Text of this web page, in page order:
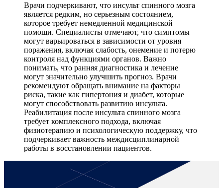
Врачи подчеркивают, что инсульт спинного мозга
является редким, но серьезным состоянием,
которое требует немедленной медицинской
помощи. Специалисты отмечают, что симптомы
могут варьироваться в зависимости от уровня
поражения, включая слабость, онемение и потерю
контроля над функциями органов. Важно
понимать, что ранняя диагностика и лечение
могут значительно улучшить прогноз. Врачи
рекомендуют обращать внимание на факторы
риска, такие как гипертония и диабет, которые
могут способствовать развитию инсульта.
Реабилитация после инсульта спинного мозга
требует комплексного подхода, включая
физиотерапию и психологическую поддержку, что
подчеркивает важность междисциплинарной
работы в восстановлении пациентов.